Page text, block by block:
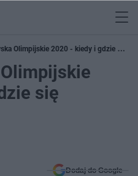
Olimpijskie 2020 - kiedy i gdzie się
się
Dodaj do Google